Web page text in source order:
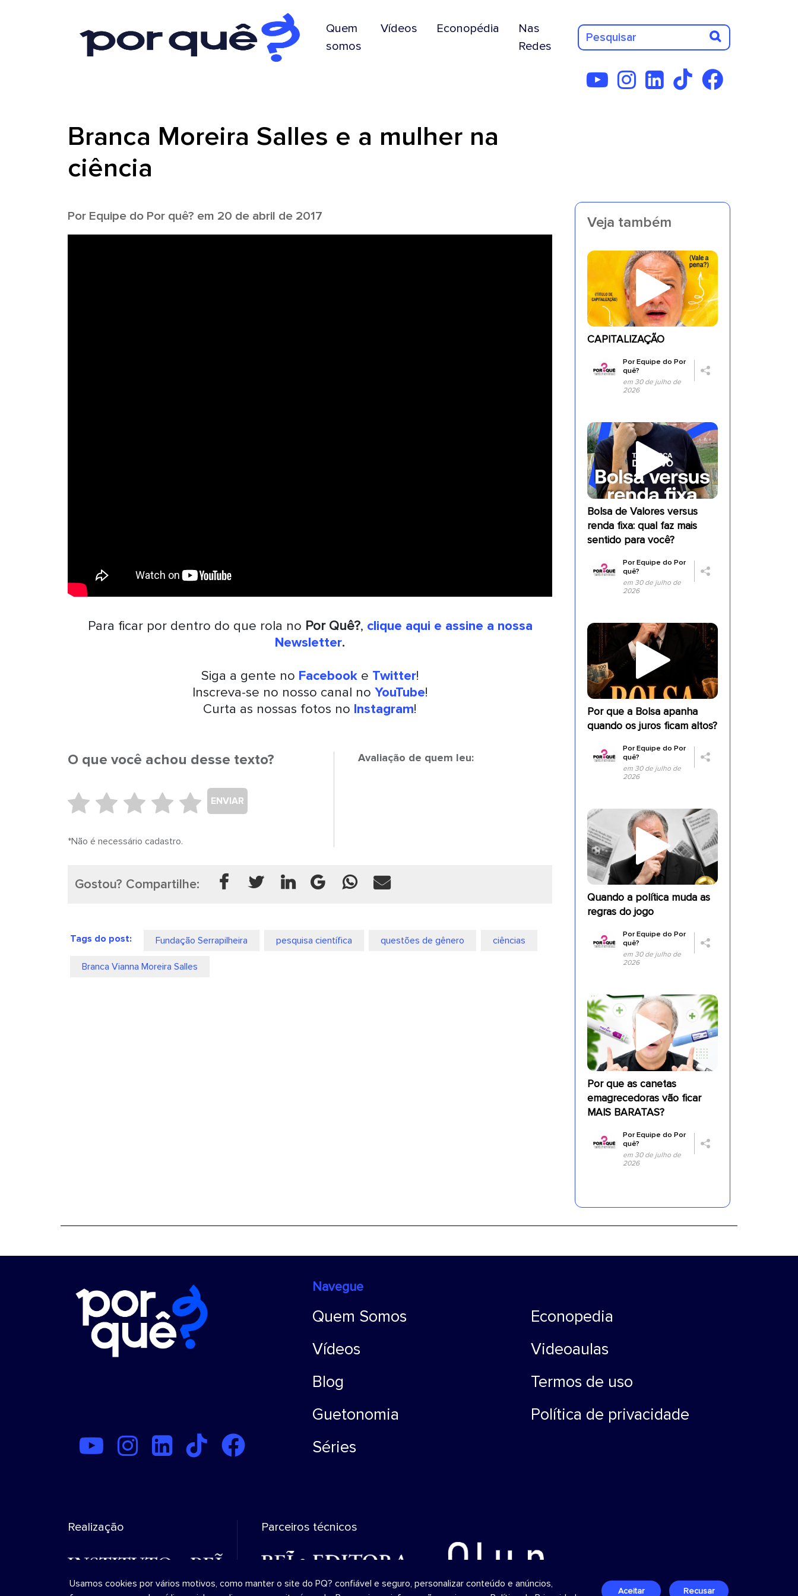
Quem
somos
Vídeos Econopédia
Nas
Redes
Branca Moreira Salles e a mulher na
ciência
Por Equipe do Por quê? em 20 de abril de 2017
Para ficar por dentro do que rola no Por Quê?, clique aqui e assine a nossa
Newsletter.
Siga a gente no Facebooke Twitter!
Inscreva-se no nosso canal no YouTube!
Curta as nossas fotos no Instagram!
O que você achou desse texto?
ENVIAR
*Não é necessário cadastro.
Avaliação de quem leu:
Gostou? Compartilhe:
Tags do post: Fundação Serrapilheira pesquisa científica questões de gênero ciências
Branca Vianna Moreira Salles
Veja também
CAPITALIZAÇÃO
PorEquipe do Por
quê?
em 30 de julho de
2026
Bolsa de Valores versus
renda fixa: qual faz mais
sentido para você?
PorEquipe do Por
quê?
em 30 de julho de
2026
Por que a Bolsa apanha
quando os juros ficam altos?
PorEquipe do Por
quê?
em 30 de julho de
2026
Quando a política muda as
regras do jogo
PorEquipe do Por
quê?
em 30 de julho de
2026
Por que as canetas
emagrecedoras vão ficar
MAIS BARATAS?
PorEquipe do Por
quê?
em 30 de julho de
2026
Navegue
Quem Somos
Vídeos
Blog
Guetonomia
Séries
Econopedia
Videoaulas
Termos de uso
Política de privacidade
Realização Parceiros técnicos
Usamos cookies por vários motivos, como manter o site do PQ? confiável ​​e seguro, personalizar conteúdo e anúncios,
Aceitar Recusar